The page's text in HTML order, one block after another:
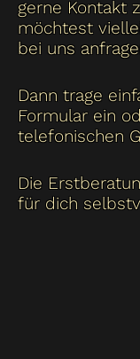
gerne Kontakt
möchtest
bei uns
Dann trage
Formular ein
telefonischen
Die
für dich